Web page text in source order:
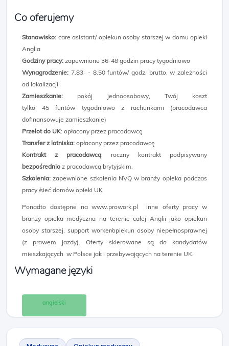
Co oferujemy
Stanowisko: care asistant/ opiekun osoby starszej w domu opieki
Anglia
Godziny pracy: zapewnione 36-48 godzin pracy tygodniowo
Wynagrodzenie: 7.83 - 8.50 funtów/ godz. brutto, w zależności
od lokalizacji
Zamieszkanie: pokój jednoosobowy, Twój koszt
tylko 45 funtów tygodniowo z rachunkami (pracodawca
dofinansowuje zamieszkanie)
Przelot do UK: opłacony przez pracodawcę
Transfer z lotniska: opłacony przez pracodawcę
Kontrakt z pracodawcą: roczny kontrakt podpisywany
bezpośrednio z pracodawcą brytyjskim.
Szkolenia: zapewnione szkolenia NVQ w branży opieka podczas
pracy /sieć domów opieki UK
Ponadto dostępne na www.prowork.pl inne oferty pracy w
branży opieka medyczna na terenie całej Anglii jako opiekun
osoby starszej, support worker/opiekun osoby niepełnosprawnej
(z prawem jazdy). Oferty skierowane są do kandydatów
mieszkających w Polsce jak i przebywających na terenie UK.
Wymagane języki
angielski